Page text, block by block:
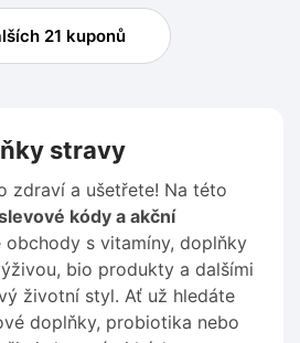
21 kuponů
stravy
zdraví a ušetřete! Na této
kódy a akční
obchody s vitamíny, doplňky
bio produkty a dalšími
životní styl. Ať už hledáte
doplňky, probiotika nebo